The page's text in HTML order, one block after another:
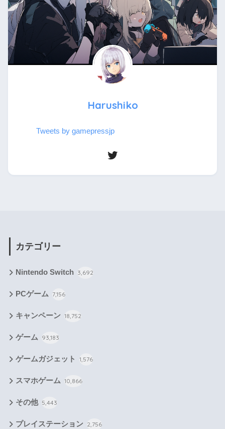
Harushiko
Tweets by gamepressjp
カテゴリー
Nintendo Switch 3,692
PCゲーム 7,156
キャンペーン 18,752
ゲーム 93,183
ゲームガジェット 1,576
スマホゲーム 10,866
その他 5,443
プレイステーション 2,756